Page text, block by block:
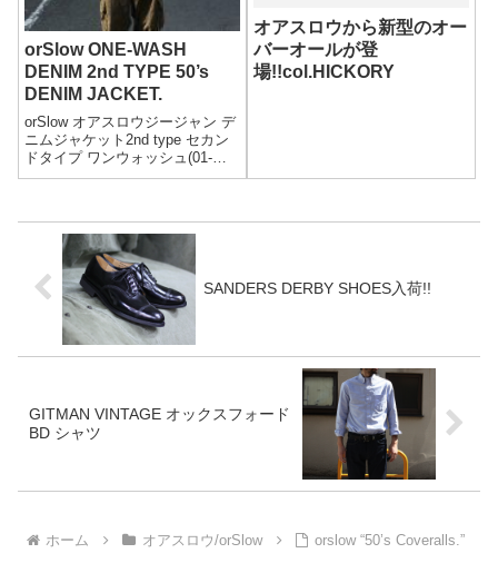
orSlow ONE-WASH
DENIM 2nd TYPE 50’s
DENIM JACKET.
orSlow オアスロウジージャン デ
ニムジャケット2nd type セカン
ドタイプ ワンウォッシュ(01-
6002-81)PRICE:26,800yen+tax着
デ...
オアスロウから新型のオー
バーオールが登
場!!col.HICKORY
SANDERS DERBY SHOES入荷!!
GITMAN VINTAGE オックスフォード
BD シャツ
ホーム オアスロウ/orSlow orslow “50’s Coveralls.”